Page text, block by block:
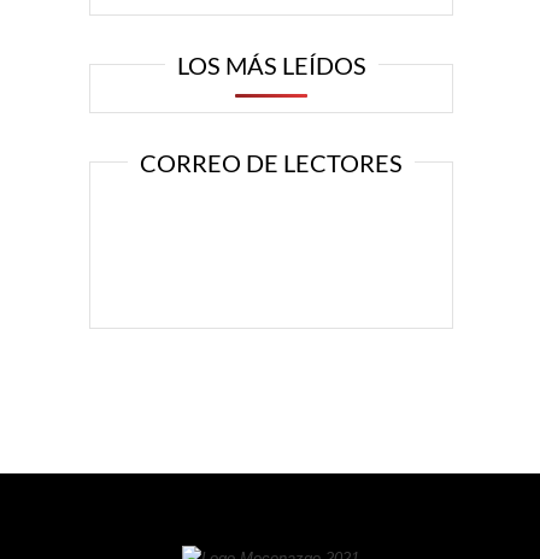
LOS MÁS LEÍDOS
CORREO DE LECTORES